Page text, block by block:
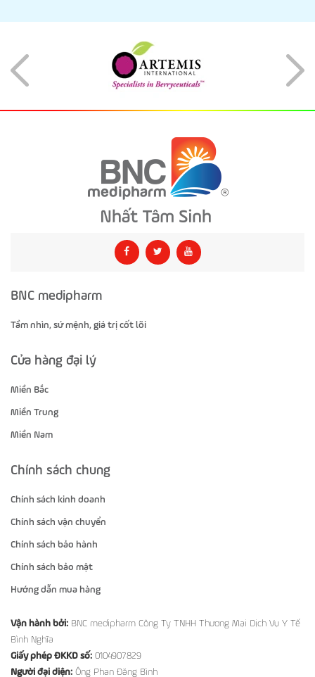
BNC medipharm
Tầm nhìn, sứ mệnh, giá trị cốt lõi
Cửa hàng đại lý
Miền Bắc
Miền Trung
Miền Nam
Chính sách chung
Chính sách kinh doanh
Chính sách vận chuyển
Chính sách bảo hành
Chính sách bảo mật
Hướng dẫn mua hàng
Vận hành bởi: BNC medipharm Công Ty TNHH Thương Mại Dịch Vụ Y Tế
Bình Nghĩa
Giấy phép ĐKKD số: 0104907829
Người đại diện: Ông Phan Đăng Bình